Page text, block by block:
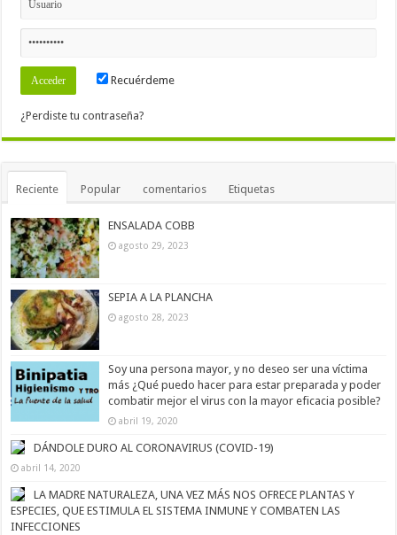
Recuérdeme
¿Perdiste tu contraseña?
Reciente Popular comentarios Etiquetas
ENSALADA COBB
agosto 29, 2023
SEPIA A LA PLANCHA
agosto 28, 2023
Soy una persona mayor, y no deseo ser una víctima
más ¿Qué puedo hacer para estar preparada y poder
combatir mejor el virus con la mayor eficacia posible?
abril 19, 2020
DÁNDOLE DURO AL CORONAVIRUS (COVID-19)
abril 14, 2020
LA MADRE NATURALEZA, UNA VEZ MÁS NOS OFRECE PLANTAS Y
ESPECIES, QUE ESTIMULA EL SISTEMA INMUNE Y COMBATEN LAS
INFECCIONES